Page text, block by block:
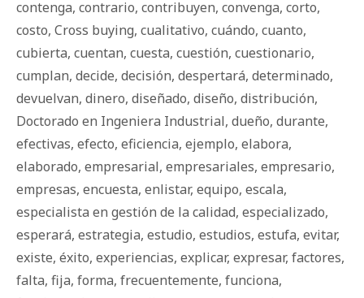
contenga, contrario, contribuyen, convenga, corto,
costo, Cross buying, cualitativo, cuándo, cuanto,
cubierta, cuentan, cuesta, cuestión, cuestionario,
cumplan, decide, decisión, despertará, determinado,
devuelvan, dinero, diseñado, diseño, distribución,
Doctorado en Ingeniera Industrial, dueño, durante,
efectivas, efecto, eficiencia, ejemplo, elabora,
elaborado, empresarial, empresariales, empresario,
empresas, encuesta, enlistar, equipo, escala,
especialista en gestión de la calidad, especializado,
esperará, estrategia, estudio, estudios, estufa, evitar,
existe, éxito, experiencias, explicar, expresar, factores,
falta, fija, forma, frecuentemente, funciona,